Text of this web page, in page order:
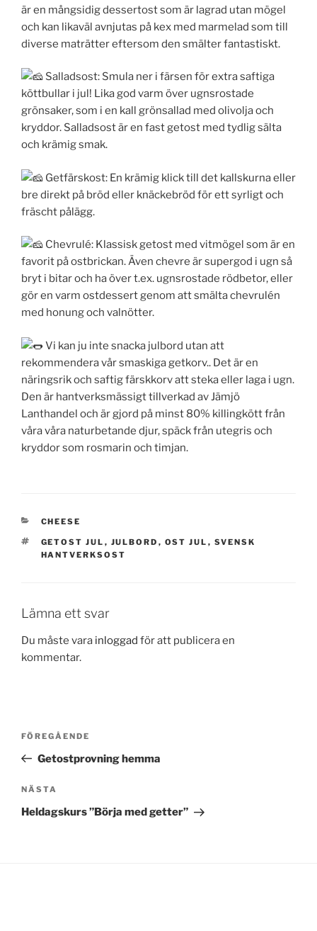
är en mångsidig dessertost som är lagrad utan mögel
och kan likaväl avnjutas på kex med marmelad som till
diverse maträtter eftersom den smälter fantastiskt.
Salladsost: Smula ner i färsen för extra saftiga
köttbullar i jul! Lika god varm över ugnsrostade
grönsaker, som i en kall grönsallad med olivolja och
kryddor. Salladsost är en fast getost med tydlig sälta
och krämig smak.
Getfärskost: En krämig klick till det kallskurna eller
bre direkt på bröd eller knäckebröd för ett syrligt och
fräscht pålägg.
Chevrulé: Klassisk getost med vitmögel som är en
favorit på ostbrickan. Även chevre är supergod i ugn så
bryt i bitar och ha över t.ex. ugnsrostade rödbetor, eller
gör en varm ostdessert genom att smälta chevrulén
med honung och valnötter.
Vi kan ju inte snacka julbord utan att
rekommendera vår smaskiga getkorv.. Det är en
näringsrik och saftig färskkorv att steka eller laga i ugn.
Den är hantverksmässigt tillverkad av Jämjö
Lanthandel och är gjord på minst 80% killingkött från
våra våra naturbetande djur, späck från utegris och
kryddor som rosmarin och timjan.
KATEGORIER
CHEESE
TAGGAR
GETOST JUL , JULBORD , OST JUL , SVENSK
HANTVERKSOST
Lämna ett svar
Du måste vara inloggad för att publicera en
kommentar.
Inläggsnavigering
Föregående
inlägg
FÖREGÅENDE
Getostprovning hemma
Nästa
inlägg
NÄSTA
Heldagskurs ”Börja med getter”